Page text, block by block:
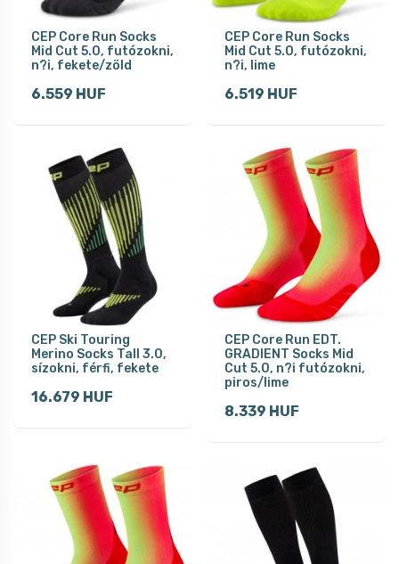
CEP Core Run Socks
Mid Cut 5.0, futózokni,
n?i, fekete/zöld
6.559 HUF
CEP Core Run Socks
Mid Cut 5.0, futózokni,
n?i, lime
6.519 HUF
CEP Ski Touring
Merino Socks Tall 3.0,
sízokni, férfi, fekete
16.679 HUF
CEP Core Run EDT.
GRADIENT Socks Mid
Cut 5.0, n?i futózokni,
piros/lime
8.339 HUF